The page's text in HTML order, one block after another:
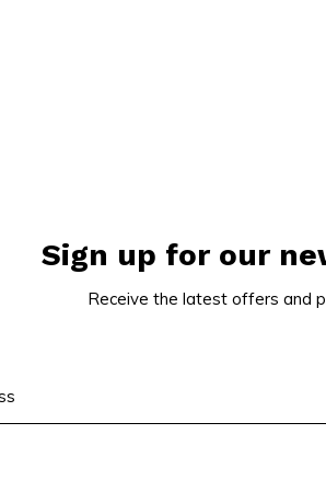
Snussie.com
en vind
, vergelijk de
Sign up for our
Receive the latest offers and